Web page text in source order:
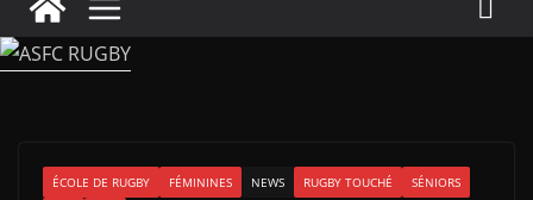
ÉCOLE DE RUGBY FÉMININES NEWS RUGBY TOUCHÉ
SÉNIORS